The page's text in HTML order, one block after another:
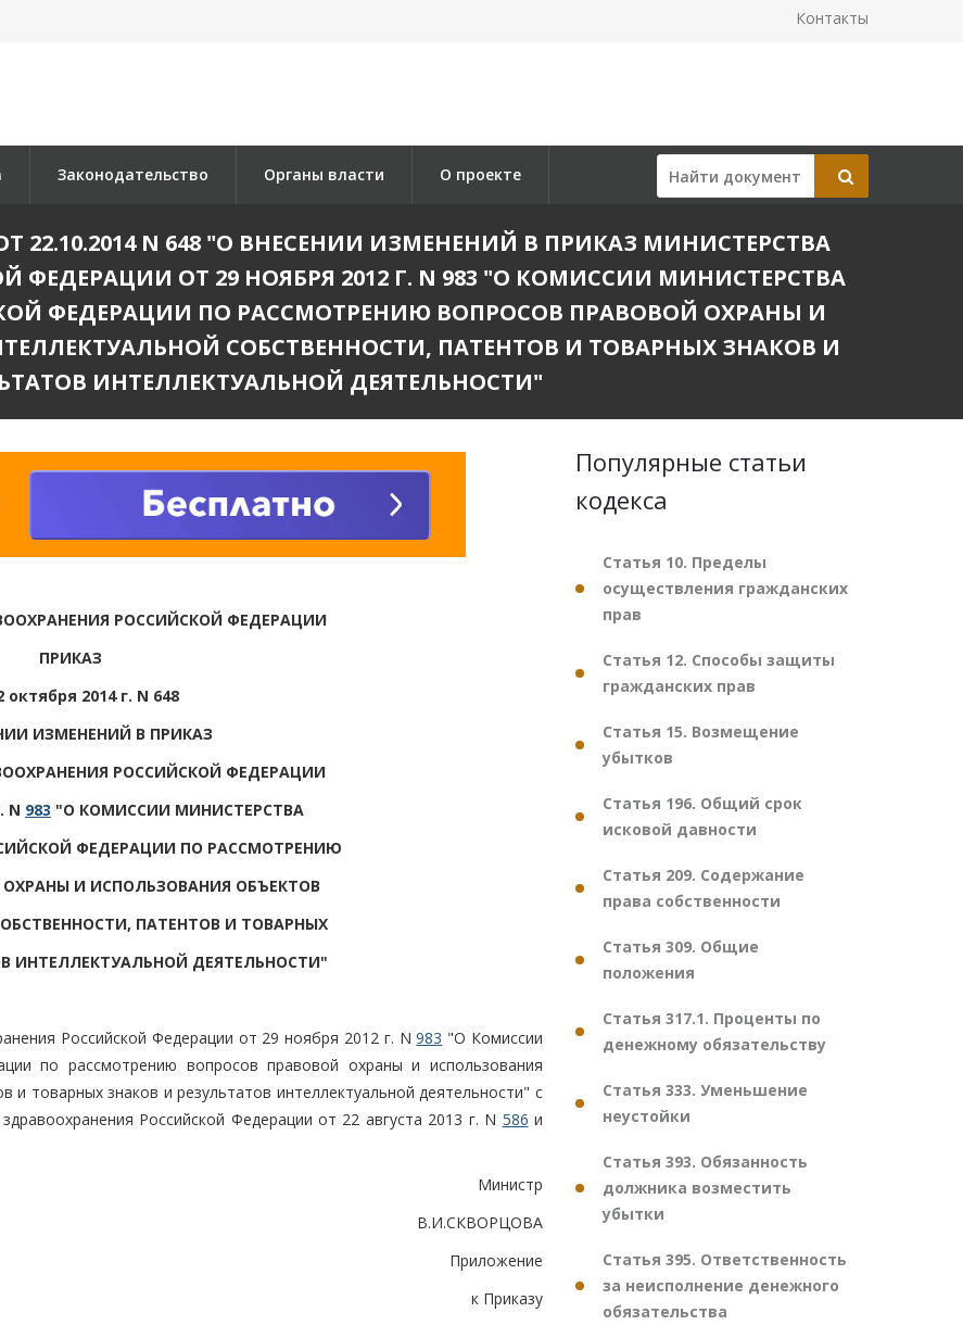
Контакты
Законодательство Органы власти О проекте
N 648 "О ВНЕСЕНИИ ИЗМЕНЕНИЙ В ПРИКАЗ МИНИСТЕРСТВА
ОТ 29 НОЯБРЯ 2012 Г. N 983 "О КОМИССИИ МИНИСТЕРСТВА
ФЕДЕРАЦИИ ПО РАССМОТРЕНИЮ ВОПРОСОВ ПРАВОВОЙ ОХРАНЫ И
СОБСТВЕННОСТИ, ПАТЕНТОВ И ТОВАРНЫХ ЗНАКОВ И
ИНТЕЛЛЕКТУАЛЬНОЙ ДЕЯТЕЛЬНОСТИ"
РОССИЙСКОЙ ФЕДЕРАЦИИ
ПРИКАЗ
октября 2014 г. N 648
ИЗМЕНЕНИЙ В ПРИКАЗ
РОССИЙСКОЙ ФЕДЕРАЦИИ
N 983 "О КОМИССИИ МИНИСТЕРСТВА
ФЕДЕРАЦИИ ПО РАССМОТРЕНИЮ
И ИСПОЛЬЗОВАНИЯ ОБЪЕКТОВ
ПАТЕНТОВ И ТОВАРНЫХ
ИНТЕЛЛЕКТУАЛЬНОЙ ДЕЯТЕЛЬНОСТИ"
Российской Федерации от 29 ноября 2012 г. N983 "О Комиссии
по рассмотрению вопросов правовой охраны и использования
и товарных знаков и результатов интеллектуальной деятельности" с
Российской Федерации от 22 августа 2013 г. N 586 и
Министр
В.И.СКВОРЦОВА
Приложение
к Приказу
Популярные статьи
кодекса
Статья 10. Пределы
осуществления гражданских
прав
Статья 12. Способы защиты
гражданских прав
Статья 15. Возмещение
убытков
Статья 196. Общий срок
исковой давности
Статья 209. Содержание
права собственности
Статья 309. Общие
положения
Статья 317.1. Проценты по
денежному обязательству
Статья 333. Уменьшение
неустойки
Статья 393. Обязанность
должника возместить
убытки
Статья 395. Ответственность
за неисполнение денежного
обязательства